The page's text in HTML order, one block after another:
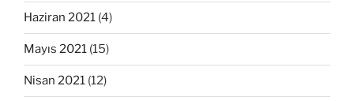
Haziran 2021 (4)
Mayıs 2021 (15)
Nisan 2021 (12)